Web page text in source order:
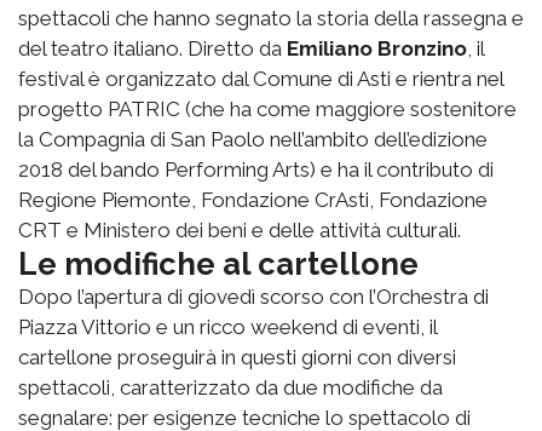
spettacoli che hanno segnato la storia della rassegna e
del teatro italiano. Diretto da Emiliano Bronzino , il
festival è organizzato dal Comune di Asti e rientra nel
progetto PATRIC (che ha come maggiore sostenitore
la Compagnia di San Paolo nell’ambito dell’edizione
2018 del bando Performing Arts) e ha il contributo di
Regione Piemonte, Fondazione CrAsti, Fondazione
CRT e Ministero dei beni e delle attività culturali.
Le modifiche al cartellone
Dopo l’apertura di giovedì scorso con l’Orchestra di
Piazza Vittorio e un ricco weekend di eventi, il
cartellone proseguirà in questi giorni con diversi
spettacoli, caratterizzato da due modifiche da
segnalare: per esigenze tecniche lo spettacolo di